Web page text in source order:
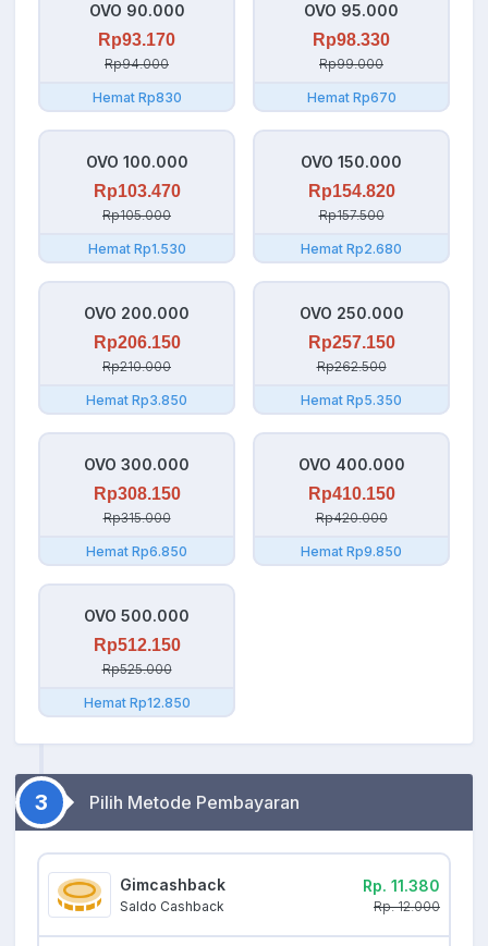
OVO 90.000
Rp93.170
Rp94.000
Hemat Rp830
OVO 95.000
Rp98.330
Rp99.000
Hemat Rp670
OVO 100.000
Rp103.470
Rp105.000
Hemat Rp1.530
OVO 150.000
Rp154.820
Rp157.500
Hemat Rp2.680
OVO 200.000
Rp206.150
Rp210.000
Hemat Rp3.850
OVO 250.000
Rp257.150
Rp262.500
Hemat Rp5.350
OVO 300.000
Rp308.150
Rp315.000
Hemat Rp6.850
OVO 400.000
Rp410.150
Rp420.000
Hemat Rp9.850
OVO 500.000
Rp512.150
Rp525.000
Hemat Rp12.850
3 Pilih Metode Pembayaran
Gimcashback
Saldo Cashback
Rp. 11.380
Rp. 12.000